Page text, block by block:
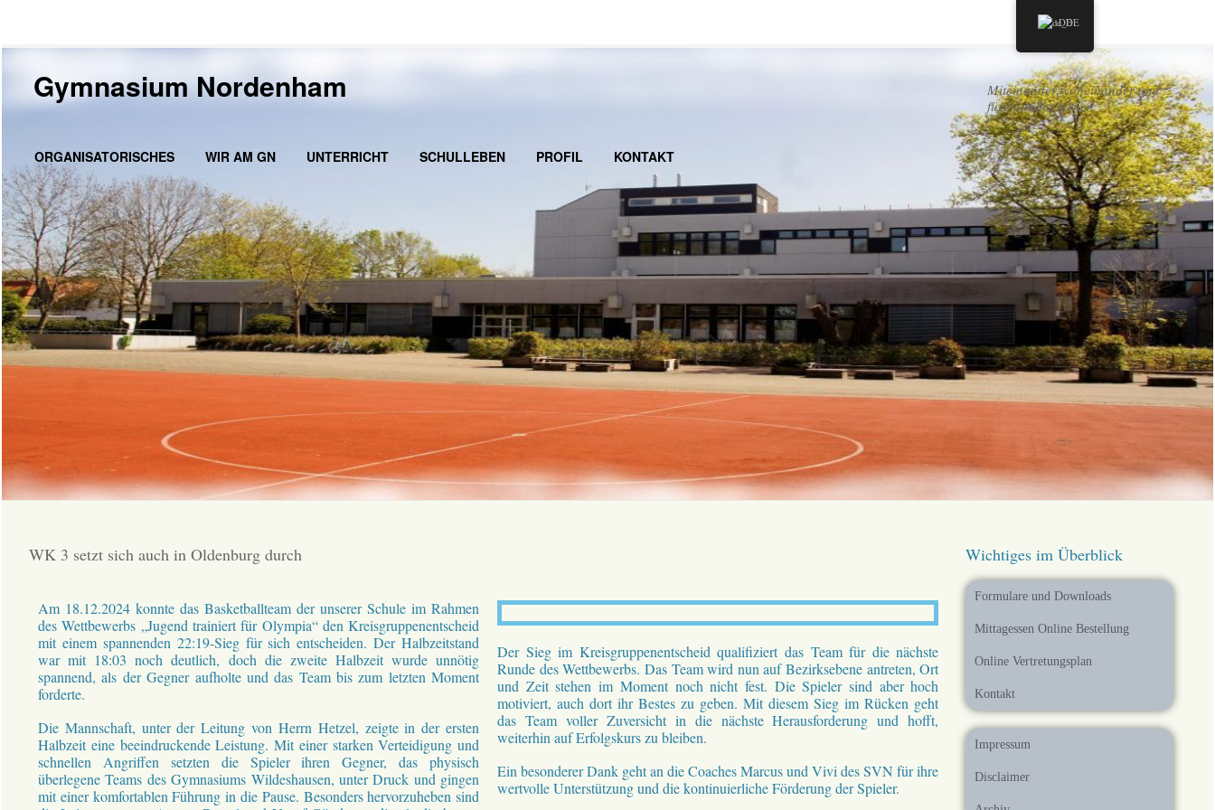
Gymnasium Nordenham
Miteinander, voneinander und
füreinander lernen
ORGANISATORISCHES WIR AM GN UNTERRICHT SCHULLEBEN PROFIL KONTAKT
WK 3 setzt sich auch in Oldenburg durch
Am 18.12.2024 konnte das Basketballteam der unserer Schule im Rahmen
des Wettbewerbs „Jugend trainiert für Olympia“ den Kreisgruppenentscheid
mit einem spannenden 22:19-Sieg für sich entscheiden. Der Halbzeitstand
war mit 18:03 noch deutlich, doch die zweite Halbzeit wurde unnötig
spannend, als der Gegner aufholte und das Team bis zum letzten Moment
forderte.
Die Mannschaft, unter der Leitung von Herrn Hetzel, zeigte in der ersten
Halbzeit eine beeindruckende Leistung. Mit einer starken Verteidigung und
schnellen Angriffen setzten die Spieler ihren Gegner, das physisch
überlegene Teams des Gymnasiums Wildeshausen, unter Druck und gingen
mit einer komfortablen Führung in die Pause. Besonders hervorzuheben sind
Der Sieg im Kreisgruppenentscheid qualifiziert das Team für die nächste
Runde des Wettbewerbs. Das Team wird nun auf Bezirksebene antreten, Ort
und Zeit stehen im Moment noch nicht fest. Die Spieler sind aber hoch
motiviert, auch dort ihr Bestes zu geben. Mit diesem Sieg im Rücken geht
das Team voller Zuversicht in die nächste Herausforderung und hofft,
weiterhin auf Erfolgskurs zu bleiben.
Ein besonderer Dank geht an die Coaches Marcus und Vivi des SVN für ihre
wertvolle Unterstützung und die kontinuierliche Förderung der Spieler.
Wichtiges im Überblick
Formulare und Downloads
Mittagessen Online Bestellung
Online Vertretungsplan
Kontakt
Impressum
Disclaimer
DE